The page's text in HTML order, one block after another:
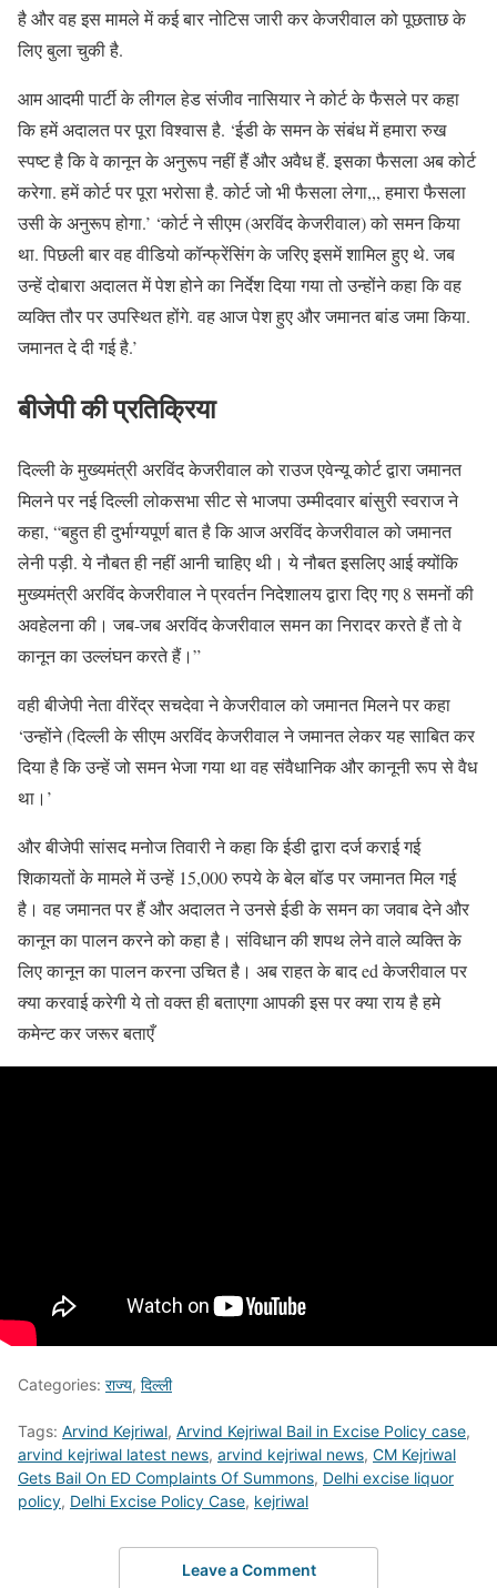
है और वह इस मामले में कई बार नोटिस जारी कर केजरीवाल को पूछताछ के
लिए बुला चुकी है.
आम आदमी पार्टी के लीगल हेड संजीव नासियार ने कोर्ट के फैसले पर कहा
कि हमें अदालत पर पूरा विश्वास है. ‘ईडी के समन के संबंध में हमारा रुख
स्पष्ट है कि वे कानून के अनुरूप नहीं हैं और अवैध हैं. इसका फैसला अब कोर्ट
करेगा. हमें कोर्ट पर पूरा भरोसा है. कोर्ट जो भी फैसला लेगा,,, हमारा फैसला
उसी के अनुरूप होगा.’ ‘कोर्ट ने सीएम (अरविंद केजरीवाल) को समन किया
था. पिछली बार वह वीडियो कॉन्फ्रेंसिंग के जरिए इसमें शामिल हुए थे. जब
उन्हें दोबारा अदालत में पेश होने का निर्देश दिया गया तो उन्होंने कहा कि वह
व्यक्ति तौर पर उपस्थित होंगे. वह आज पेश हुए और जमानत बांड जमा किया.
जमानत दे दी गई है.’
बीजेपी की प्रतिक्रिया
दिल्ली के मुख्यमंत्री अरविंद केजरीवाल को राउज एवेन्यू कोर्ट द्वारा जमानत
मिलने पर नई दिल्ली लोकसभा सीट से भाजपा उम्मीदवार बांसुरी स्वराज ने
कहा, “बहुत ही दुर्भाग्यपूर्ण बात है कि आज अरविंद केजरीवाल को जमानत
लेनी पड़ी. ये नौबत ही नहीं आनी चाहिए थी। ये नौबत इसलिए आई क्योंकि
मुख्यमंत्री अरविंद केजरीवाल ने प्रवर्तन निदेशालय द्वारा दिए गए 8 समनों की
अवहेलना की। जब-जब अरविंद केजरीवाल समन का निरादर करते हैं तो वे
कानून का उल्लंघन करते हैं।”
वही बीजेपी नेता वीरेंद्र सचदेवा ने केजरीवाल को जमानत मिलने पर कहा
‘उन्होंने (दिल्ली के सीएम अरविंद केजरीवाल ने जमानत लेकर यह साबित कर
दिया है कि उन्हें जो समन भेजा गया था वह संवैधानिक और कानूनी रूप से वैध
था।’
और बीजेपी सांसद मनोज तिवारी ने कहा कि ईडी द्वारा दर्ज कराई गई
शिकायतों के मामले में उन्हें 15,000 रुपये के बेल बॉड पर जमानत मिल गई
है। वह जमानत पर हैं और अदालत ने उनसे ईडी के समन का जवाब देने और
कानून का पालन करने को कहा है। संविधान की शपथ लेने वाले व्यक्ति के
लिए कानून का पालन करना उचित है। अब राहत के बाद ed केजरीवाल पर
क्या करवाई करेगी ये तो वक्त ही बताएगा आपकी इस पर क्या राय है हमे
कमेन्ट कर जरूर बताएँ
Categories: राज्य, दिल्ली
Tags: Arvind Kejriwal, Arvind Kejriwal Bail in Excise Policy case,
arvind kejriwal latest news, arvind kejriwal news, CM Kejriwal
Gets Bail On ED Complaints Of Summons, Delhi excise liquor
policy, Delhi Excise Policy Case, kejriwal
Leave a Comment